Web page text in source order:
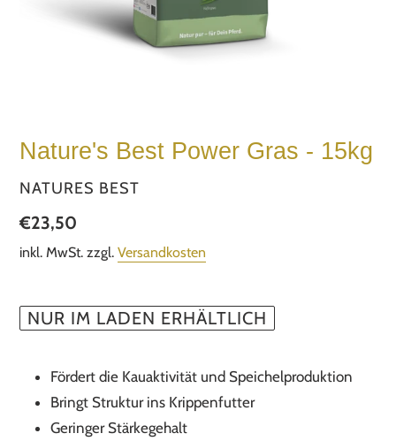
Nature's Best Power Gras - 15kg
VERKÄUFER
NATURES BEST
Normaler
Preis
€23,50
inkl. MwSt. zzgl. Versandkosten
NUR IM LADEN ERHÄLTLICH
Warenkorb
hinzugefügt
Fördert die Kauaktivität und Speichelproduktion
Bringt Struktur ins Krippenfutter
Geringer Stärkegehalt